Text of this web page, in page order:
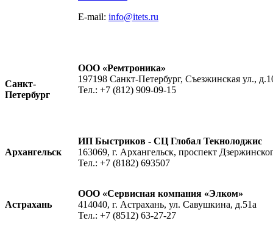
E-mail: info@itets.ru
Санкт-
Петербург
ООО «Ремтроника»
197198 Санкт-Петербург, Съезжинская ул.,
Тел.: +7 (812) 909-09-15
Архангельск
ИП Быстриков - СЦ Глобал Текнолоджис
163069, г. Архангельск, проспект
Тел.: +7 (8182) 693507
Астрахань
ООО «Сервисная компания «Элком»
414040, г. Астрахань, ул. Савушкина, д.51а
Тел.: +7 (8512) 63-27-27